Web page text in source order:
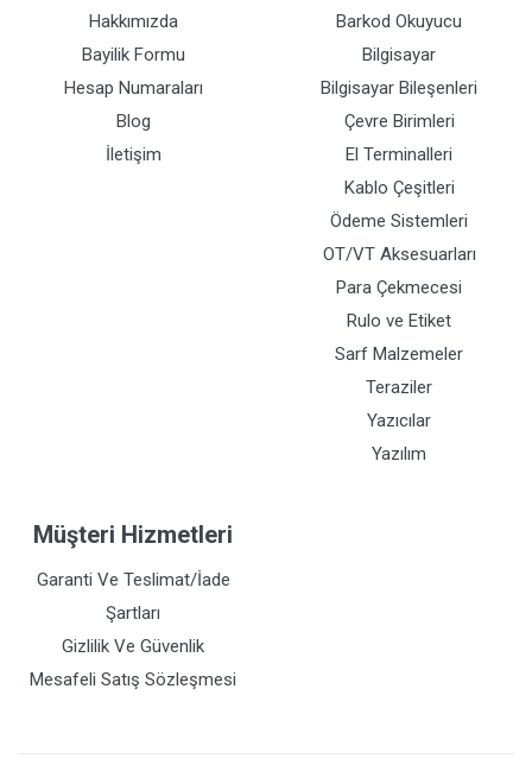
Hakkımızda
Bayilik Formu
Hesap Numaraları
Blog
İletişim
Barkod Okuyucu
Bilgisayar
Bilgisayar Bileşenleri
Çevre Birimleri
El Terminalleri
Kablo Çeşitleri
Ödeme Sistemleri
OT/VT Aksesuarları
Para Çekmecesi
Rulo ve Etiket
Sarf Malzemeler
Teraziler
Yazıcılar
Yazılım
Müşteri Hizmetleri
Garanti Ve Teslimat/İade
Şartları
Gizlilik Ve Güvenlik
Mesafeli Satış Sözleşmesi